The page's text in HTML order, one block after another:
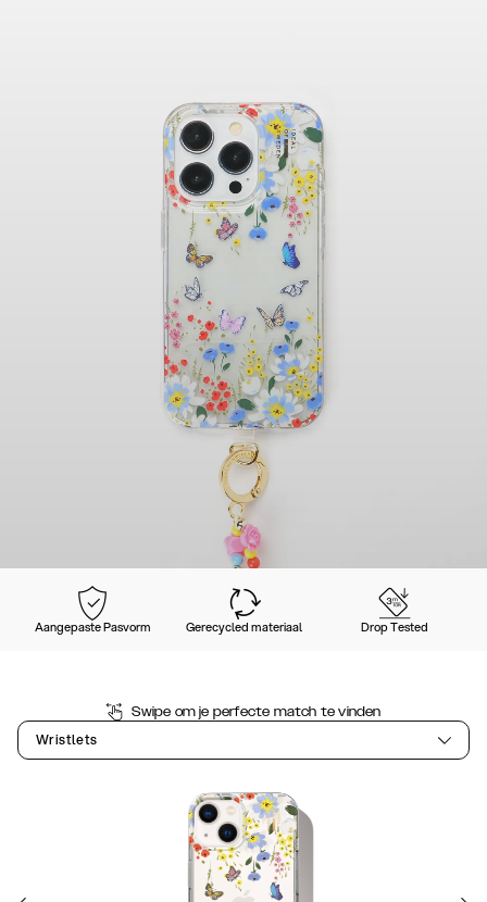
Aangepaste Pasvorm Gerecycled materiaal Drop Tested
Swipe om je perfecte match te vinden
Wristlets